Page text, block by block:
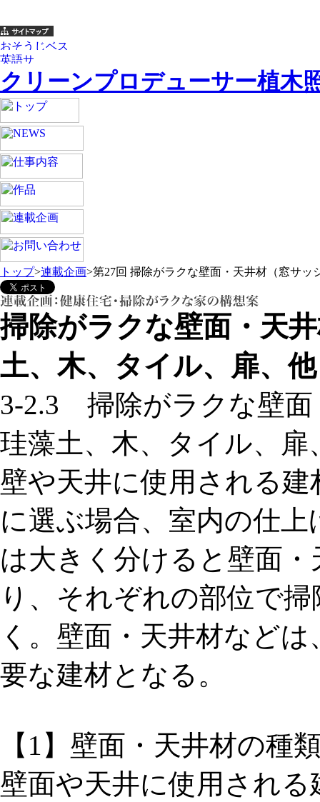
クリーンプロデューサー植木
トップ>連載企画>第27回 掃除がラクな壁面・天井材（窓サ
掃除がラクな壁面・天
土、木、タイル、扉、
3-2.3 掃除がラクな壁面
珪藻土、木、タイル、扉
壁や天井に使用される
に選ぶ場合、室内の仕
は大きく分けると壁面
り、それぞれの部位で
く。壁面・天井材など
要な建材となる。
【1】壁面・天井材の種
壁面や天井に使用され